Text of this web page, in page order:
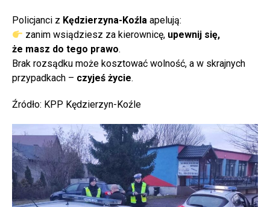
Policjanci z Kędzierzyna-Koźla apelują:
zanim wsiądziesz za kierownicę, upewnij się,
że masz do tego prawo.
Brak rozsądku może kosztować wolność, a w skrajnych
przypadkach – czyjeś życie.
Źródło: KPP Kędzierzyn-Koźle